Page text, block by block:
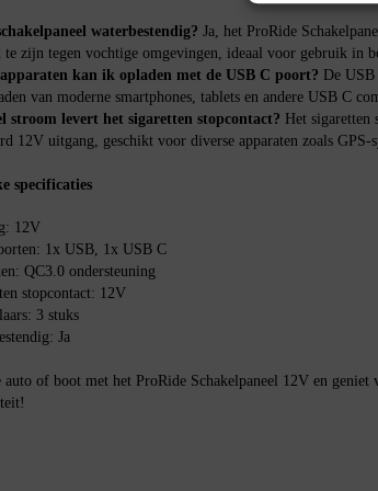
waterbestendig? Ja, het ProRide
te zijn tegen vochtige omgevingen, ideaal voor gebruik in
kan ik opladen met de USB C poort? De
van moderne smartphones, tablets en andere USB C
stroom levert het sigaretten stopcontact? Het sigaretten
12V uitgang, geschikt voor diverse apparaten zoals GPS-
specificaties
12V
1x USB, 1x USB C
QC3.0 ondersteuning
stopcontact: 12V
3 stuks
Ja
auto of boot met het ProRide Schakelpaneel 12V en geniet